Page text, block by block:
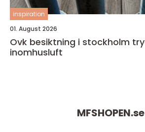
inspiration
01. August 2026
Ovk besiktning i stockholm trygg och frisk
inomhusluft
MFSHOPEN.se